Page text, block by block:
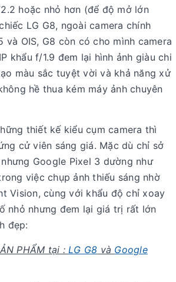
hoặc nhỏ hơn (để độ mở lớn
LG G8, ngoài camera chính
và OIS, G8 còn có cho mình camera
khẩu f/1.9 đem lại hình ảnh giàu chi
màu sắc tuyệt vời và khả năng xử
hề thua kém máy ảnh chuyên
thiết kế kiểu cụm camera thì
cử viên sáng giá. Mặc dù chỉ sở
Google Pixel 3 dường như
việc chụp ảnh thiếu sáng nhờ
Vision, cùng với khẩu độ chỉ xoay
nhỏ nhưng đem lại giá trị rất lớn
đẹp:
PHẨM tại : LG G8 và Google